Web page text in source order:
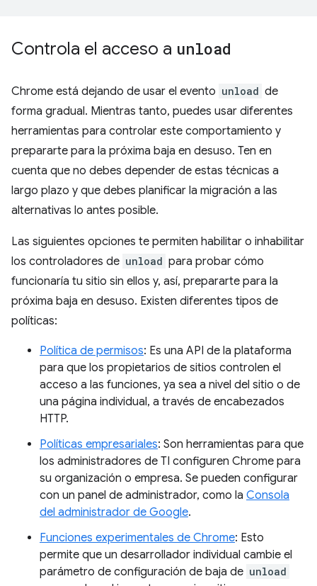
Controla el acceso a unload
Chrome está dejando de usar el evento unload de
forma gradual. Mientras tanto, puedes usar diferentes
herramientas para controlar este comportamiento y
prepararte para la próxima baja en desuso. Ten en
cuenta que no debes depender de estas técnicas a
largo plazo y que debes planificar la migración a las
alternativas lo antes posible.
Las siguientes opciones te permiten habilitar o inhabilitar
los controladores de unload para probar cómo
funcionaría tu sitio sin ellos y, así, prepararte para la
próxima baja en desuso. Existen diferentes tipos de
políticas:
Política de permisos: Es una API de la plataforma
para que los propietarios de sitios controlen el
acceso a las funciones, ya sea a nivel del sitio o de
una página individual, a través de encabezados
HTTP.
Políticas empresariales: Son herramientas para que
los administradores de TI configuren Chrome para
su organización o empresa. Se pueden configurar
con un panel de administrador, como la Consola
del administrador de Google.
Funciones experimentales de Chrome: Esto
permite que un desarrollador individual cambie el
parámetro de configuración de baja de unload